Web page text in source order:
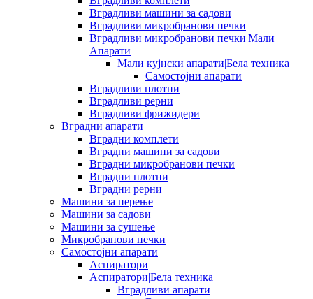
Вградливи машини за садови
Вградливи микробранови печки
Вградливи микробранови печки|Мали
Апарати
Мали кујнски апарати|Бела техника
Самостојни апарати
Вградливи плотни
Вградливи рерни
Вградливи фрижидери
Вградни апарати
Вградни комплети
Вградни машини за садови
Вградни микробранови печки
Вградни плотни
Вградни рерни
Машини за перење
Машини за садови
Машини за сушење
Микробранови печки
Самостојни апарати
Аспиратори
Аспиратори|Бела техника
Вградливи апарати